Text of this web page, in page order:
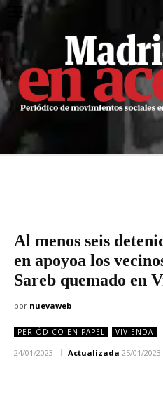
Al menos seis
en apoyoa los
Sareb quemado en
por nuevaweb
PERIÓDICO EN PAPEL VIVIENDA
24/01/2023 Actualizada 25/01/2023